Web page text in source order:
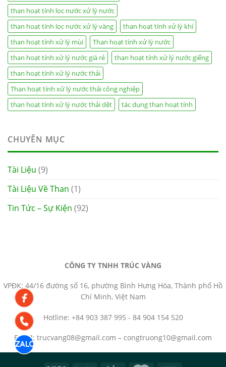
than hoạt tính lọc nước xử lý nước
than hoạt tính lọc nước xử lý vàng
than hoạt tính xử lý khí
than hoạt tính xử lý mùi
Than hoạt tính xử lý nước
than hoạt tính xử lý nước giá rẻ
than hoạt tính xử lý nước giếng
than hoạt tính xử lý nước thải
Than hoạt tính xử lý nước thải công nghiệp
than hoạt tính xử lý nước thải dệt
tác dụng than hoạt tính
CHUYÊN MỤC
Tài Liệu (9)
Tài Liệu Về Than (1)
Tin Tức – Sự Kiện (92)
CÔNG TY TNHH TRÚC VÀNG
VPĐK: 44/16 đường số 16, phường Bình Hưng Hòa, Thành phố Hồ
Chí Minh, Việt Nam
Hotline: +84 903 387 995 - 84 904 154 520
Email: trucvang08@gmail.com – congtruong10@gmail.com